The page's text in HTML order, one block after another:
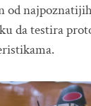
od
da testira